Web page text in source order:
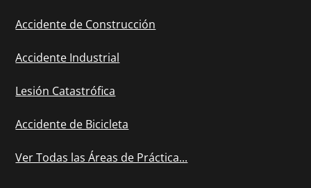
Accidente de Construcción
Accidente Industrial
Lesión Catastrófica
Accidente de Bicicleta
Ver Todas las Áreas de Práctica...